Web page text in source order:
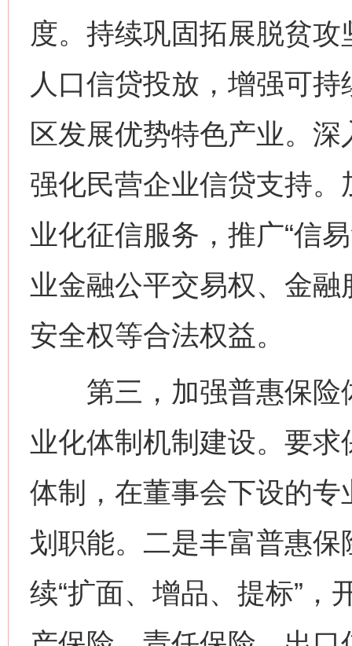
度。持续巩固拓展脱贫
人口信贷投放，增强可
区发展优势特色产业。
强化民营企业信贷支持
业化征信服务，推广“信
业金融公平交易权、金
安全权等合法权益。
第三，加强普惠保险
业化体制机制建设。要
体制，在董事会下设的
划职能。二是丰富普惠
续“扩面、增品、提标”，